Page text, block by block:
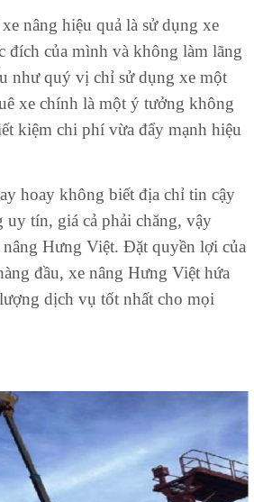
nâng hiệu quả là sử dụng xe
đích của mình và không làm lãng
như quý vị chỉ sử dụng xe một
xe chính là một ý tưởng không
kiệm chi phí vừa đẩy mạnh hiệu
hoay không biết địa chỉ tin cậy
uy tín, giá cả phải chăng, vậy
Hưng Việt. Đặt quyền lợi của
đầu, xe nâng Hưng Việt hứa
dịch vụ tốt nhất cho mọi